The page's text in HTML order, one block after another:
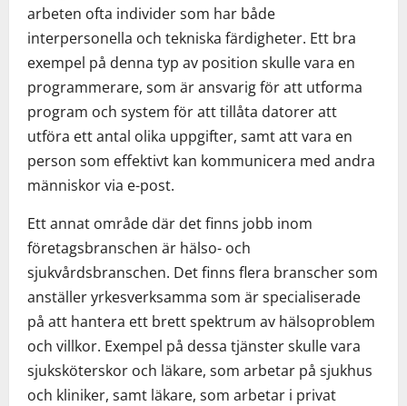
arbeten ofta individer som har både
interpersonella och tekniska färdigheter. Ett bra
exempel på denna typ av position skulle vara en
programmerare, som är ansvarig för att utforma
program och system för att tillåta datorer att
utföra ett antal olika uppgifter, samt att vara en
person som effektivt kan kommunicera med andra
människor via e-post.
Ett annat område där det finns jobb inom
företagsbranschen är hälso- och
sjukvårdsbranschen. Det finns flera branscher som
anställer yrkesverksamma som är specialiserade
på att hantera ett brett spektrum av hälsoproblem
och villkor. Exempel på dessa tjänster skulle vara
sjuksköterskor och läkare, som arbetar på sjukhus
och kliniker, samt läkare, som arbetar i privat